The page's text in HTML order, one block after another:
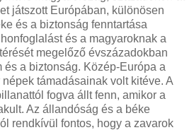
játszott Európában, különösen
és a biztonság fenntartása
és a magyaroknak a
megelőző évszázadokban
és a biztonság. Közép-Európa a
támadásainak volt kitéve. A
fogva állt fenn, amikor a
Az állandóság és a béke
rendkívül fontos, hogy a zavarok